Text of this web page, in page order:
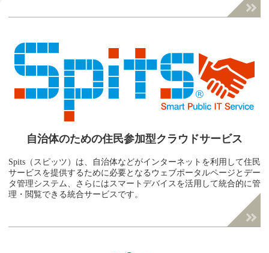
自治体のための住民参加型クラウドサービス
Spits（スピッツ）は、自治体などがインターネットを利用して住民
サービスを提供するために必要となるウェブポータルページとデー
タ管理システム、さらにはスマートデバイスを活用して統合的に管
理・閲覧できる統合サービスです。